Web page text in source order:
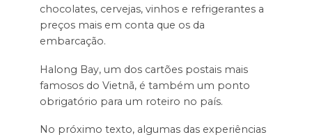
chocolates, cervejas, vinhos e refrigerantes a
preços mais em conta que os da
embarcação.
Halong Bay, um dos cartões postais mais
famosos do Vietnã, é também um ponto
obrigatório para um roteiro no país.
No próximo texto, algumas das experiências